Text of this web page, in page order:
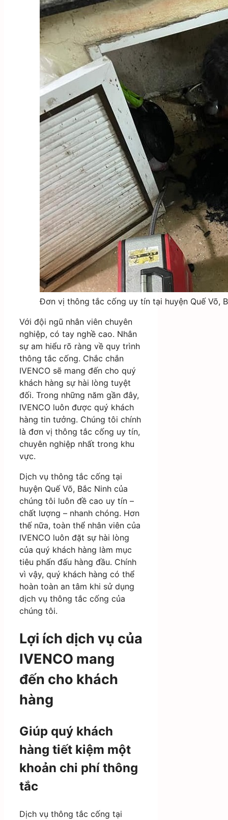
Đơn vị thông tắc cống uy tín tại huyện Quế Võ,
Với đội ngũ nhân viên chuyên
nghiệp, có tay nghề cao. Nhân
sự am hiểu rõ ràng về quy trình
thông tắc cống. Chắc chắn
IVENCO sẽ mang đến cho quý
khách hàng sự hài lòng tuyệt
đối. Trong những năm gần đây,
IVENCO luôn được quý khách
hàng tin tưởng. Chúng tôi chính
là đơn vị thông tắc cống uy tín,
chuyên nghiệp nhất trong khu
vực.
Dịch vụ thông tắc cống tại
huyện Quế Võ, Bắc Ninh của
chúng tôi luôn đề cao uy tín –
chất lượng – nhanh chóng. Hơn
thế nữa, toàn thể nhân viên của
IVENCO luôn đặt sự hài lòng
của quý khách hàng làm mục
tiêu phấn đấu hàng đầu. Chính
vì vậy, quý khách hàng có thể
hoàn toàn an tâm khi sử dụng
dịch vụ thông tắc cống của
chúng tôi.
Lợi ích dịch vụ của
IVENCO mang
đến cho khách
hàng
Giúp quý khách
hàng tiết kiệm một
khoản chi phí thông
tắc
Dịch vụ thông tắc cống tại